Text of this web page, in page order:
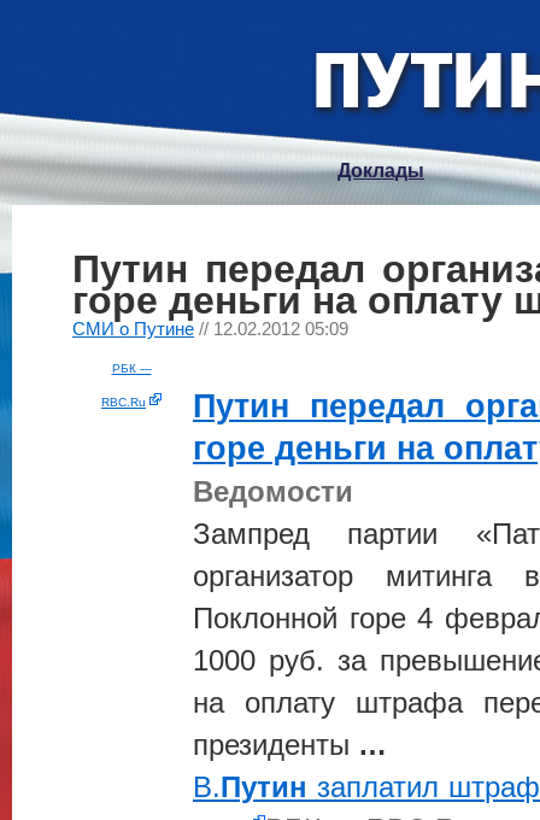
Доклады
Путин передал
горе деньги на
СМИ о Путине // 12.02.2012 05:09
РБК —
RBC.Ru Путин передал
горе деньги на
Ведомости
Зампред партии
организатор
Поклонной горе 4
1000 руб. за
на оплату штрафа
президенты …
В.Путин заплатил